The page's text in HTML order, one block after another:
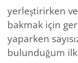
yerleştirirken
bakmak için
yaparken
bulunduğum ilk